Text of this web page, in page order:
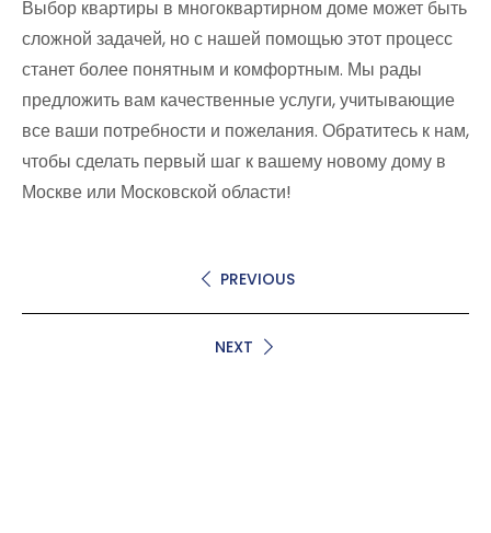
Выбор квартиры в многоквартирном доме может быть
сложной задачей, но с нашей помощью этот процесс
станет более понятным и комфортным. Мы рады
предложить вам качественные услуги, учитывающие
все ваши потребности и пожелания. Обратитесь к нам,
чтобы сделать первый шаг к вашему новому дому в
Москве или Московской области!
PREVIOUS
NEXT